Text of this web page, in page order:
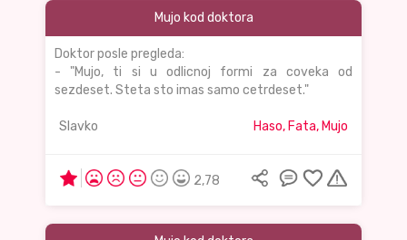
Mujo kod doktora
Doktor posle pregleda:
- "Mujo, ti si u odlicnoj formi za coveka od
sezdeset. Steta sto imas samo cetrdeset."
Slavko Haso, Fata, Mujo
2,78